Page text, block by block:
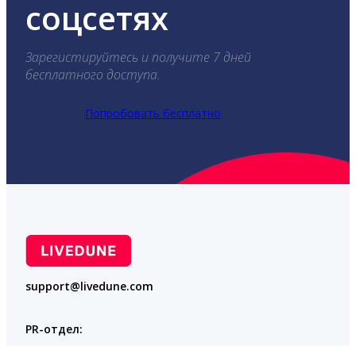
соцсетях
Зарегистируйтесь и получите 7 дней
бесплатного доступа.
Попробовать бесплатно
support@livedune.com
PR-отдел: